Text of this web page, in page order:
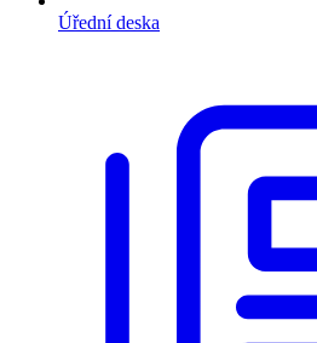
Úřední deska